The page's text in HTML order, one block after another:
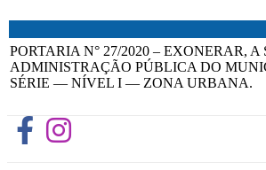
PORTARIA N° 27/2020 – EXONERAR,
ADMINISTRAÇÃO PÚBLICA DO
SÉRIE — NÍVEL I — ZONA URBANA.